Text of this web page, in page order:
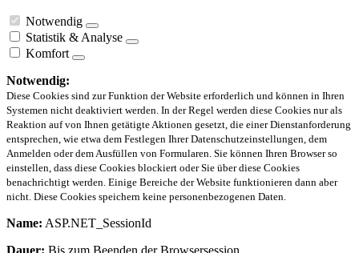
Notwendig
Statistik & Analyse
Komfort
Notwendig:
Diese Cookies sind zur Funktion der Website erforderlich und können in Ihren
Systemen nicht deaktiviert werden. In der Regel werden diese Cookies nur als
Reaktion auf von Ihnen getätigte Aktionen gesetzt, die einer Dienstanforderung
entsprechen, wie etwa dem Festlegen Ihrer Datenschutzeinstellungen, dem
Anmelden oder dem Ausfüllen von Formularen. Sie können Ihren Browser so
einstellen, dass diese Cookies blockiert oder Sie über diese Cookies
benachrichtigt werden. Einige Bereiche der Website funktionieren dann aber
nicht. Diese Cookies speichern keine personenbezogenen Daten.
Name: ASP.NET_SessionId
Dauer: Bis zum Beenden der Browsersession